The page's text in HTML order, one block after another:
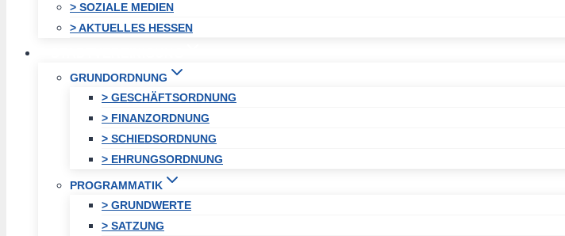
> SOZIALE MEDIEN
> AKTUELLES HESSEN
GRUNDORDNUNG
> GESCHÄFTSORDNUNG
> FINANZORDNUNG
> SCHIEDSORDNUNG
> EHRUNGSORDNUNG
PROGRAMMATIK
> GRUNDWERTE
> SATZUNG